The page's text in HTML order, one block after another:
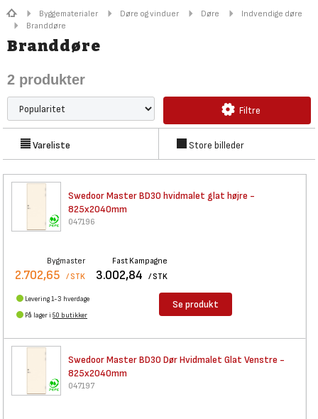
Byggematerialer Døre og vinduer Døre
Indvendige døre
Branddøre
Branddøre
2 produkter
Filtre
Vareliste Store billeder
Swedoor Master BD30 hvidmalet glat højre -
825x2040mm
047196
Bygmaster
2.702,65 / STK
Fast Kampagne
3.002,84 / STK
Levering 1-3 hverdage
På lager i 50 butikker
Se produkt
Swedoor Master BD30 DørHvidmalet Glat Venstre -
825x2040mm
047197